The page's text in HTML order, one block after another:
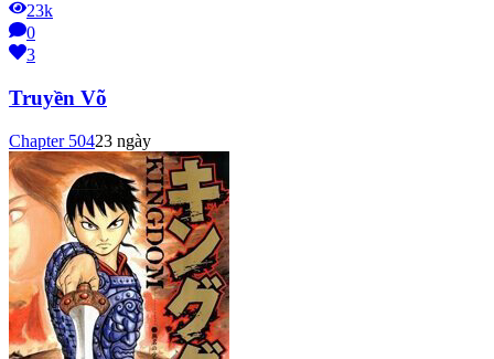
23k
0
3
Truyền Võ
Chapter 50423 ngày